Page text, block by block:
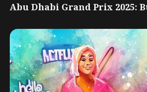
Abu Dhabi Grand Prix 2025: